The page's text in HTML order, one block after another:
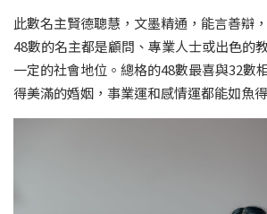
此數名主賢德聰慧，文墨精通，能言善辯
48數的名主都是顧問、專業人士或出色的
一定的社會地位。總格的48數最喜與32數
得美滿的婚姻，事業運和感情運都能如魚